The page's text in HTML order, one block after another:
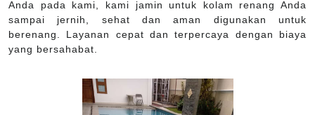
Anda pada kami, kami jamin untuk kolam renang Anda
sampai jernih, sehat dan aman digunakan untuk
berenang. Layanan cepat dan terpercaya dengan biaya
yang bersahabat.